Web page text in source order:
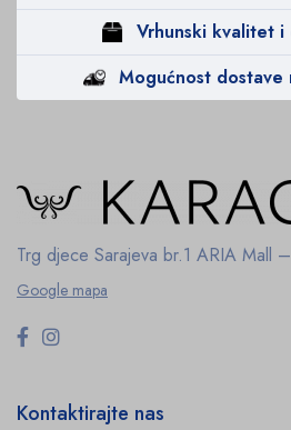
Vrhunski kvalitet
Mogućnost dostave
Trg djece Sarajeva br.1 ARIA Mall
Google mapa
Kontaktirajte nas